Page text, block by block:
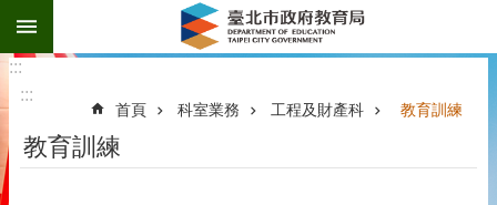
跳到主要內容區塊
:::
:::
首頁 科室業務 工程及財產科 教育訓練
教育訓練